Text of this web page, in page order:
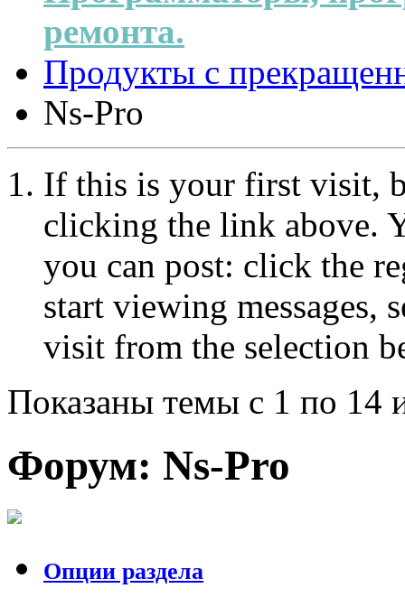
ремонта.
Продукты с
Ns-Pro
If this is your first visit,
clicking the link above.
you can post: click the
start viewing messages,
visit from the selection
Показаны темы с 1 по 14
Форум: Ns-Pro
Опции раздела